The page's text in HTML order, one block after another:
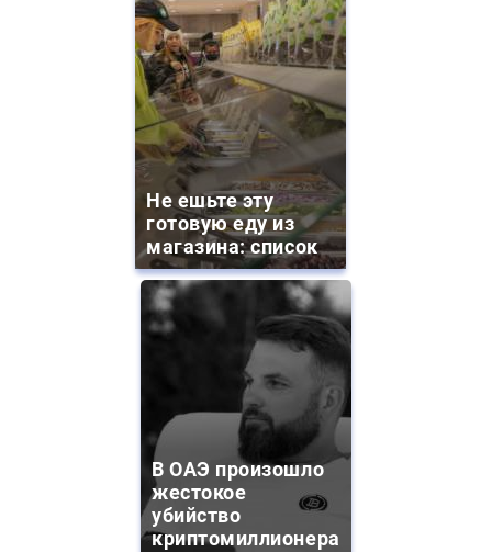
Не ешьте эту
готовую еду из
магазина: список
В ОАЭ произошло
жестокое
убийство
криптомиллионера